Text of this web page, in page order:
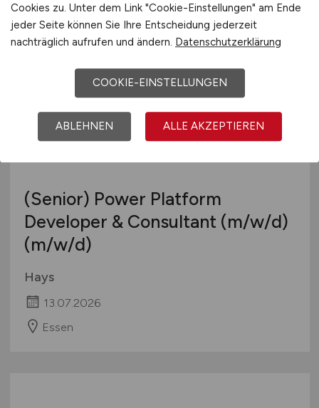
29.07.2026
(Senior) Power Platform
Developer & Consultant (m/w/d)
(m/w/d)
Hays
13.07.2026
Essen
Cookies zu. Unter dem Link "Cookie-Einstellungen" am Ende
jeder Seite können Sie Ihre Entscheidung jederzeit
nachträglich aufrufen und ändern. Datenschutzerklärung
COOKIE-EINSTELLUNGEN
ABLEHNEN ALLE AKZEPTIEREN